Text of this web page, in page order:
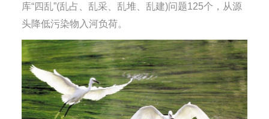
库“四乱”(乱占、乱采、乱堆、乱建)问题125个，从源
头降低污染物入河负荷。